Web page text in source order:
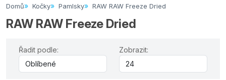
Domů Kočky Pamlsky RAW RAW Freeze Dried
RAW RAW Freeze Dried
Řadit podle: Zobrazit: